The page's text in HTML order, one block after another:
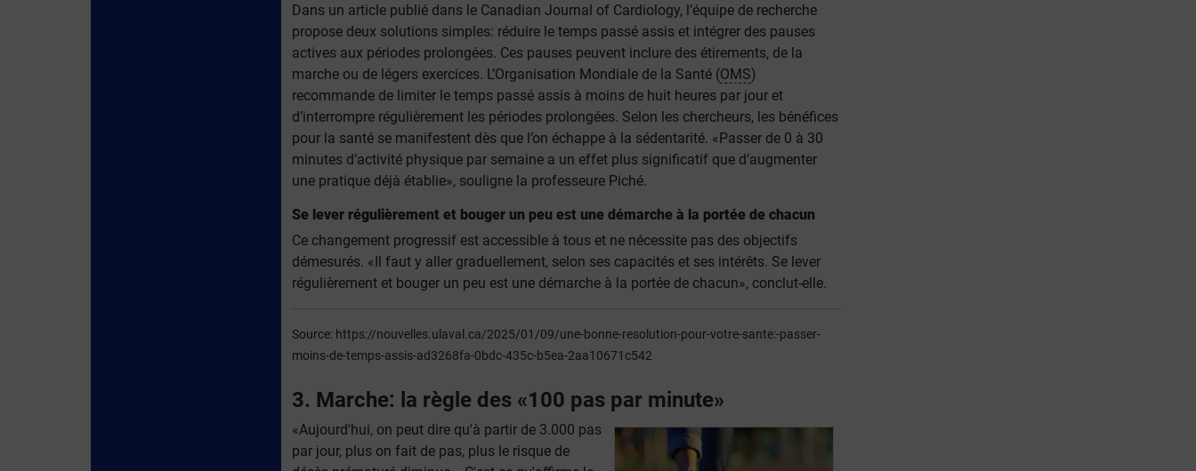
Dans un article publié dans le Canadian Journal of Cardiology, l’équipe de recherche
propose deux solutions simples: réduire le temps passé assis et intégrer des pauses
actives aux périodes prolongées. Ces pauses peuvent inclure des étirements, de la
marche ou de légers exercices. L’Organisation Mondiale de la Santé (OMS)
recommande de limiter le temps passé assis à moins de huit heures par jour et
d’interrompre régulièrement les périodes prolongées. Selon les chercheurs, les bénéfices
pour la santé se manifestent dès que l’on échappe à la sédentarité. «Passer de 0 à 30
minutes d’activité physique par semaine a un effet plus significatif que d’augmenter
une pratique déjà établie», souligne la professeure Piché.
Se lever régulièrement et bouger un peu est une démarche à la portée de chacun
Ce changement progressif est accessible à tous et ne nécessite pas des objectifs
démesurés. «Il faut y aller graduellement, selon ses capacités et ses intérêts. Se lever
régulièrement et bouger un peu est une démarche à la portée de chacun», conclut-elle.
Source: https://nouvelles.ulaval.ca/2025/01/09/une-bonne-resolution-pour-votre-sante:-passer-
moins-de-temps-assis-ad3268fa-0bdc-435c-b5ea-2aa10671c542
3. Marche: la règle des «100 pas par minute»
«Aujourd'hui, on peut dire qu'à partir de 3.000 pas
par jour, plus on fait de pas, plus le risque de